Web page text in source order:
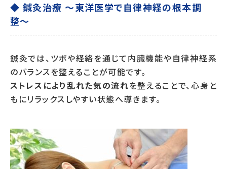
◆ 鍼灸治療 〜東洋医学で自律神経の根本調
整〜
鍼灸では、ツボや経絡を通じて内臓機能や自律神経系
のバランスを整えることが可能です。
ストレスにより乱れた気の流れを整えることで、心身と
もにリラックスしやすい状態へ導きます。